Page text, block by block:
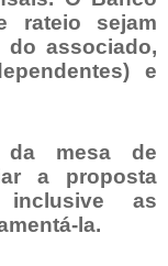
rateio sejam
associado,
e
da mesa de
a proposta
inclusive as
la.